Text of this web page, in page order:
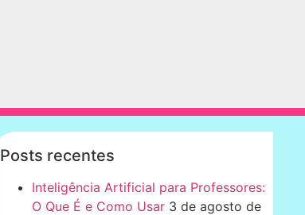
Posts recentes
Inteligência Artificial para Professores:
O Que É e Como Usar 3 de agosto de